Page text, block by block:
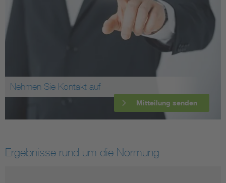
Nehmen Sie Kontakt auf
Mitteilung senden
Ergebnisse rund um die Normung